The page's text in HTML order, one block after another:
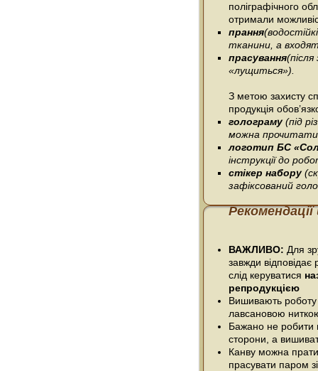
поліграфічного
отримали
прання
тканини, а
прасування
«лущиться»).
З метою захисту
продукція
голограму(під
можна
логотип БС
інструкції до
стікер набору
зафіксований
ВАЖЛИВО: Для
завжди
слід керуватися
репродукцією
Вишивають
лавсановою
Бажано не робити
сторони, а
Канву можна
прасувати паром